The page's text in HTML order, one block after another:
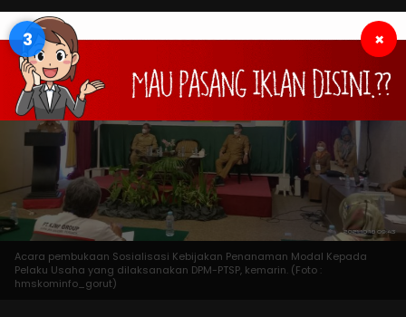
2 ×
Acara pembukaan Sosialisasi Kebijakan Penanaman Modal Kepada
Pelaku Usaha yang dilaksanakan DPM-PTSP, kemarin. (Foto :
hmskominfo_gorut)